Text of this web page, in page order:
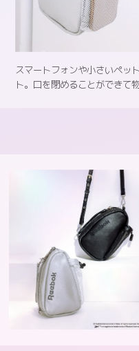
スマートフォンや小さいペッ
ト。口を閉めることができて